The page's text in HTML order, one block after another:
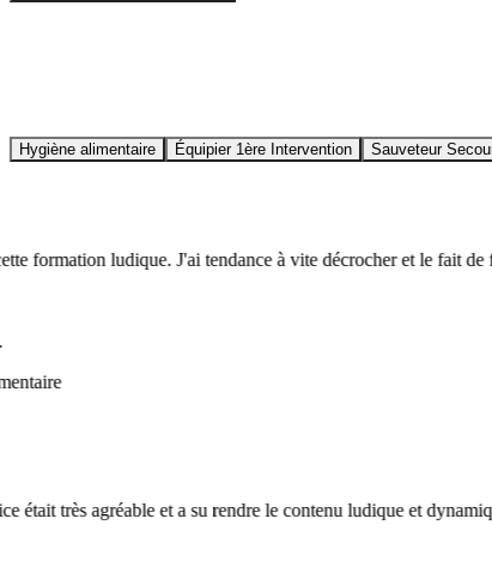
Hygiène alimentaire Équipier 1ère Intervention Sauveteur
formation ludique. J'ai tendance à vite décrocher et le fait de
très agréable et a su rendre le contenu ludique et